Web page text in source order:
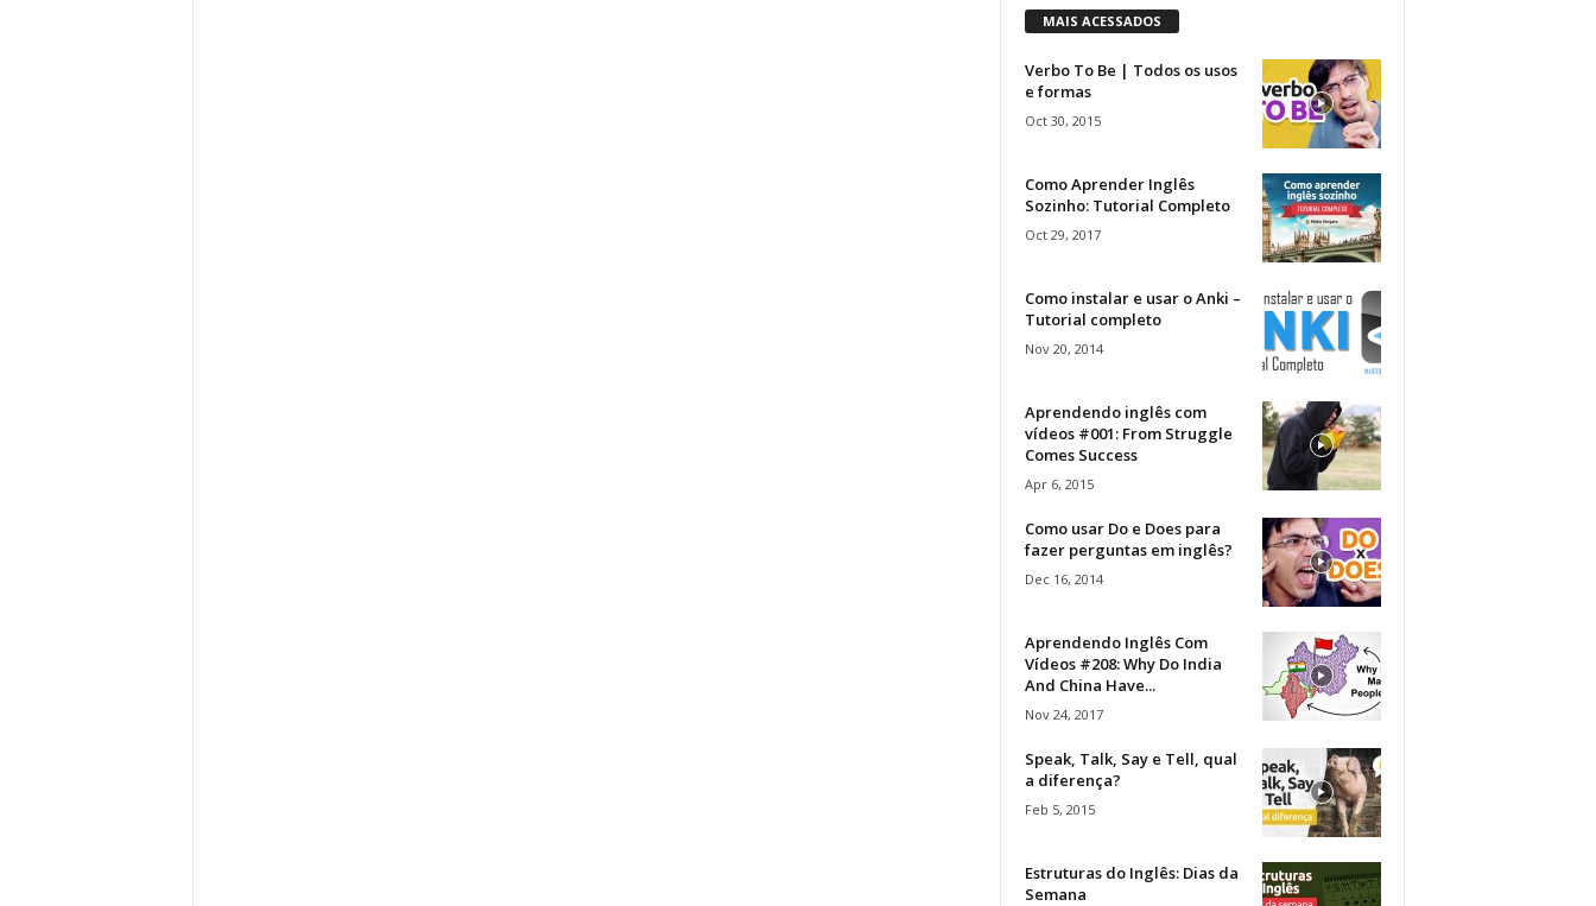
MAIS ACESSADOS
Verbo To Be | Todos os usos
e formas
Oct 30, 2015
Como Aprender Inglês
Sozinho: Tutorial Completo
Oct 29, 2017
Como instalar e usar o Anki –
Tutorial completo
Nov 20, 2014
Aprendendo inglês com
vídeos #001: From Struggle
Comes Success
Apr 6, 2015
Como usar Do e Does para
fazer perguntas em inglês?
Dec 16, 2014
Aprendendo Inglês Com
Vídeos #208: Why Do India
And China Have...
Nov 24, 2017
Speak, Talk, Say e Tell, qual
a diferença?
Feb 5, 2015
Estruturas do Inglês: Dias da
Semana